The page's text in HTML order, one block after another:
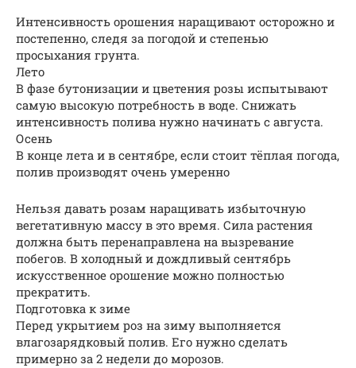
Интенсивность орошения наращивают осторожно и
постепенно, следя за погодой и степенью
просыхания грунта.
Лето
В фазе бутонизации и цветения розы испытывают
самую высокую потребность в воде. Снижать
интенсивность полива нужно начинать с августа.
Осень
В конце лета и в сентябре, если стоит тёплая погода,
полив производят очень умеренно
Нельзя давать розам наращивать избыточную
вегетативную массу в это время. Сила растения
должна быть перенаправлена на вызревание
побегов. В холодный и дождливый сентябрь
искусственное орошение можно полностью
прекратить.
Подготовка к зиме
Перед укрытием роз на зиму выполняется
влагозарядковый полив. Его нужно сделать
примерно за 2 недели до морозов.